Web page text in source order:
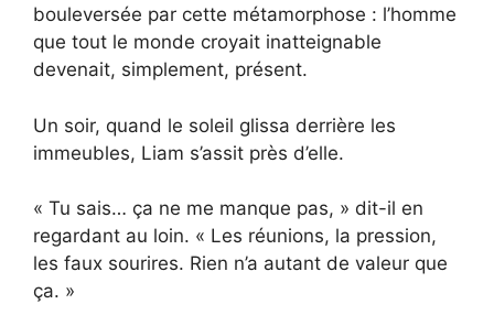
bouleversée par cette métamorphose : l’homme
que tout le monde croyait inatteignable
devenait, simplement, présent.
Un soir, quand le soleil glissa derrière les
immeubles, Liam s’assit près d’elle.
« Tu sais… ça ne me manque pas, » dit-il en
regardant au loin. « Les réunions, la pression,
les faux sourires. Rien n’a autant de valeur que
ça. »